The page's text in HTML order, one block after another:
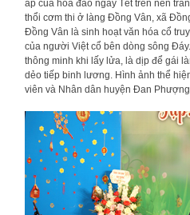
áp của hoa đào ngày Tết trên nền
thổi cơm thi ở làng Đồng Vân, xã
Đồng Vân là sinh hoạt văn hóa cổ
của người Việt cổ bên dòng sông
thông minh khi lấy lửa, là dịp để gái
dẻo tiếp binh lương. Hình ảnh thể
viên và Nhân dân huyện Đan